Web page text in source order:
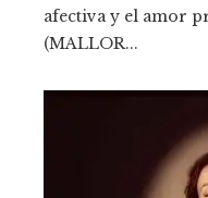
afectiva y el amor
(MALLOR...